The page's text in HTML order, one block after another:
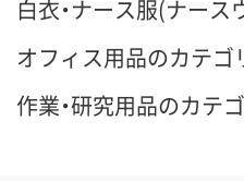
カゴへ
白衣・ナース服(ナー
オフィス用品のカテゴ
作業・研究用品のカテ